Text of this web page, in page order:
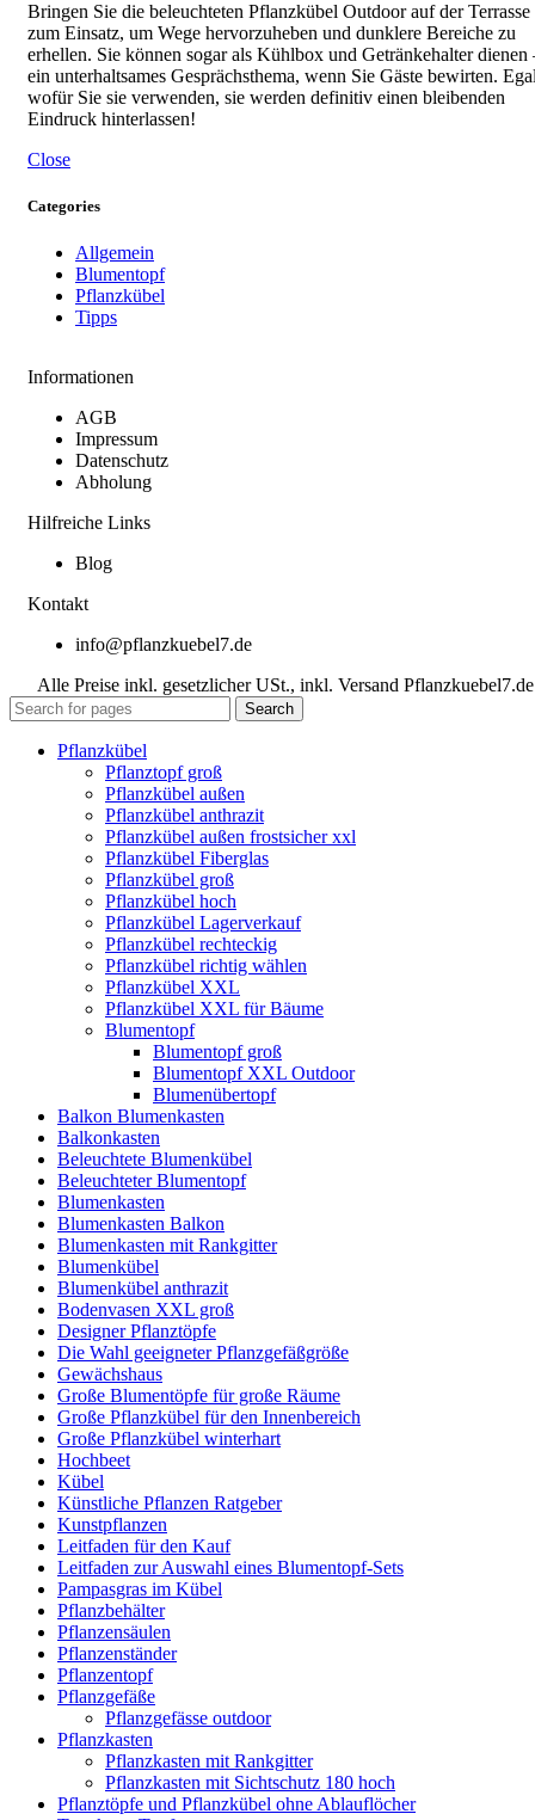
Bringen Sie die beleuchteten Pflanzkübel Outdoor auf der Terrasse
zum Einsatz, um Wege hervorzuheben und dunklere Bereiche zu
erhellen. Sie können sogar als Kühlbox und Getränkehalter dienen
ein unterhaltsames Gesprächsthema, wenn Sie Gäste bewirten.
wofür Sie sie verwenden, sie werden definitiv einen bleibenden
Eindruck hinterlassen!
Close
Categories
Allgemein
Blumentopf
Pflanzkübel
Tipps
Informationen
AGB
Impressum
Datenschutz
Abholung
Hilfreiche Links
Blog
Kontakt
info@pflanzkuebel7.de
Alle Preise inkl. gesetzlicher USt., inkl. Versand Pflanzkuebel7.de
Search
Pflanzkübel
Pflanztopf groß
Pflanzkübel außen
Pflanzkübel anthrazit
Pflanzkübel außen frostsicher xxl
Pflanzkübel Fiberglas
Pflanzkübel groß
Pflanzkübel hoch
Pflanzkübel Lagerverkauf
Pflanzkübel rechteckig
Pflanzkübel richtig wählen
Pflanzkübel XXL
Pflanzkübel XXL für Bäume
Blumentopf
Blumentopf groß
Blumentopf XXL Outdoor
Blumenübertopf
Balkon Blumenkasten
Balkonkasten
Beleuchtete Blumenkübel
Beleuchteter Blumentopf
Blumenkasten
Blumenkasten Balkon
Blumenkasten mit Rankgitter
Blumenkübel
Blumenkübel anthrazit
Bodenvasen XXL groß
Designer Pflanztöpfe
Die Wahl geeigneter Pflanzgefäßgröße
Gewächshaus
Große Blumentöpfe für große Räume
Große Pflanzkübel für den Innenbereich
Große Pflanzkübel winterhart
Hochbeet
Kübel
Künstliche Pflanzen Ratgeber
Kunstpflanzen
Leitfaden für den Kauf
Leitfaden zur Auswahl eines Blumentopf-Sets
Pampasgras im Kübel
Pflanzbehälter
Pflanzensäulen
Pflanzenständer
Pflanzentopf
Pflanzgefäße
Pflanzgefässe outdoor
Pflanzkasten
Pflanzkasten mit Rankgitter
Pflanzkasten mit Sichtschutz 180 hoch
Pflanztöpfe und Pflanzkübel ohne Ablauflöcher